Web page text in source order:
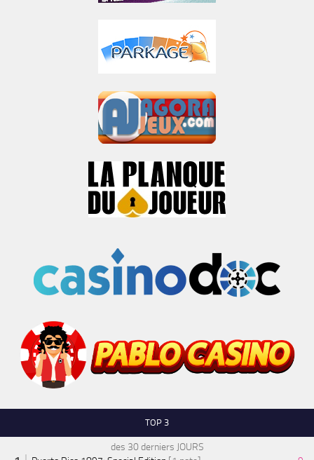
TOP 3
des 30 derniers JOURS